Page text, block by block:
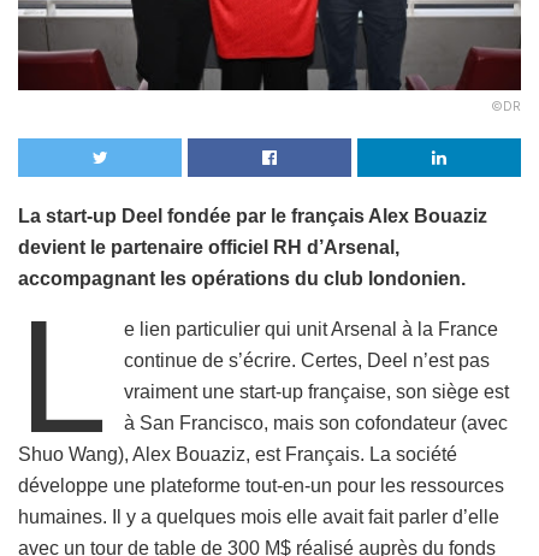
©DR
La start-up Deel fondée par le français Alex Bouaziz
devient le partenaire officiel RH d’Arsenal,
accompagnant les opérations du club londonien.
L
e lien particulier qui unit Arsenal à la France
continue de s’écrire. Certes, Deel n’est pas
vraiment une start-up française, son siège est
à San Francisco, mais son cofondateur (avec
Shuo Wang), Alex Bouaziz, est Français. La société
développe une plateforme tout-en-un pour les ressources
humaines. Il y a quelques mois elle avait fait parler d’elle
avec un tour de table de 300 M$ réalisé auprès du fonds